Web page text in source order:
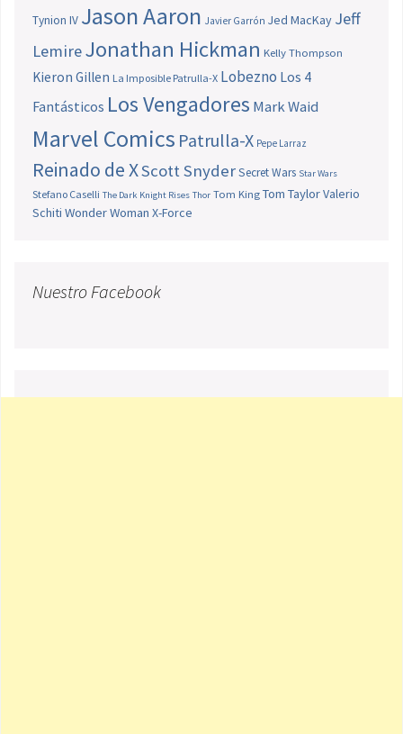
Tynion IV Jason Aaron Javier Garrón Jed MacKay Jeff
LemireJonathan Hickman Kelly Thompson
Kieron Gillen La Imposible Patrulla-X Lobezno Los 4
Fantásticos Los Vengadores Mark Waid
Marvel Comics Patrulla-X Pepe Larraz
Reinado de XScott SnyderSecret Wars Star Wars
Stefano Caselli The Dark Knight Rises Thor Tom King Tom TaylorValerio
Schiti Wonder Woman X-Force
Nuestro Facebook